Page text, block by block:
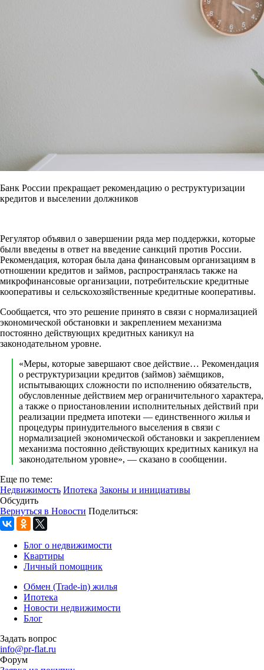
Банк России прекращает рекомендацию о реструктуризации
кредитов и выселении должников
Регулятор объявил о завершении ряда мер поддержки, которые
были введены в ответ на введение санкций против России.
Рекомендация, которая была дана финансовым организациям в
отношении кредитов и займов, распространялась также на
микрофинансовые организации, потребительские кредитные
кооперативы и сельскохозяйственные кредитные кооперативы.
Сообщается, что это решение принято в связи с нормализацией
экономической обстановки и закреплением механизма
постоянно действующих кредитных каникул на
законодательном уровне.
«Меры, которые завершают свое действие… Рекомендация
о реструктуризации кредитов (займов) заёмщиков,
испытывающих сложности по исполнению обязательств,
обусловленные действием мер ограничительного характера,
а также о приостановлении исполнительных действий при
реализации предмета ипотеки — единственного жилья и
процедуры принудительного выселения в связи с
нормализацией экономической обстановки и закреплением
механизма постоянно действующих кредитных каникул на
законодательном уровне», — сказано в сообщении.
Еще по теме:
Недвижимость Ипотека Законы и инициативы
Обсудить
Вернуться в Новости Поделиться:
Блог о недвижимости
Квартиры
Личный помощник
Обмен (Trade-in) жилья
Ипотека
Новости недвижимости
Блог
Задать вопрос
info@pr-flat.ru
Форум